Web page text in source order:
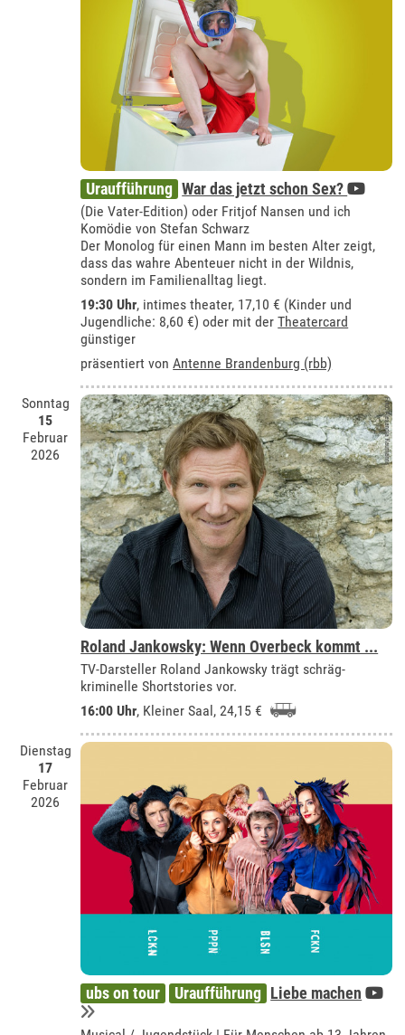
Uraufführung War das jetzt schon Sex?
(Die Vater-Edition) oder Fritjof Nansen und ich
Komödie von Stefan Schwarz
Der Monolog für einen Mann im besten Alter zeigt,
dass das wahre Abenteuer nicht in der Wildnis,
sondern im Familienalltag liegt.
19:30 Uhr, intimes theater, 17,10 € (Kinder und
Jugendliche: 8,60 €) oder mit derTheatercard
günstiger
präsentiert vonAntenne Brandenburg (rbb)
Sonntag
15
Februar
2026
Roland Jankowsky: Wenn Overbeck kommt ...
TV-Darsteller Roland Jankowsky trägt schräg-
kriminelle Shortstories vor.
16:00 Uhr, Kleiner Saal, 24,15 €
Dienstag
17
Februar
2026
ubs on tour Uraufführung Liebe machen